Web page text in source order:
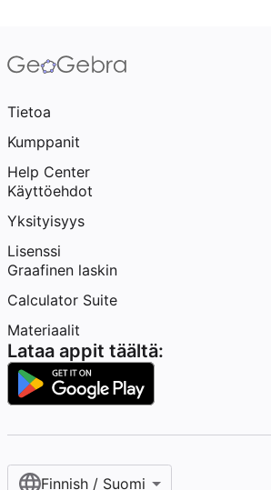
Tietoa
Kumppanit
Help Center
Käyttöehdot
Yksityisyys
Lisenssi
Graafinen laskin
Calculator Suite
Materiaalit
Lataa appit täältä:
Finnish / Suomi‎